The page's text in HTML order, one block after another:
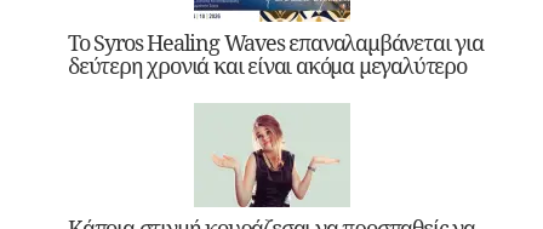
Το Syros Healing Waves επαναλαμβάνεται για
δεύτερη χρονιά και είναι ακόμα μεγαλύτερο